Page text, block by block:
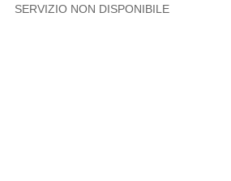
SERVIZIO NON DISPONIBILE